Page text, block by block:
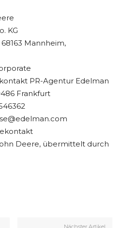
KG
Mannheim,
PR-Agentur Edelman
Frankfurt
Deere, übermittelt durch
Nächster Artikel